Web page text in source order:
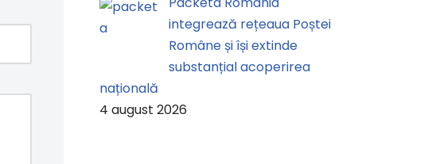
integrează rețeaua Poștei
Române și își extinde
substanțial acoperirea
națională
4 august 2026